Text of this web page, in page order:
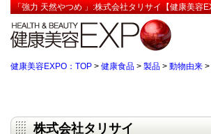
「強力 天然やつめ 」:株式会社タリサイ【健康美容
健康美容EXPO：TOP > 健康食品 > 製品 > 動物由来 >
株式会社タリサイ